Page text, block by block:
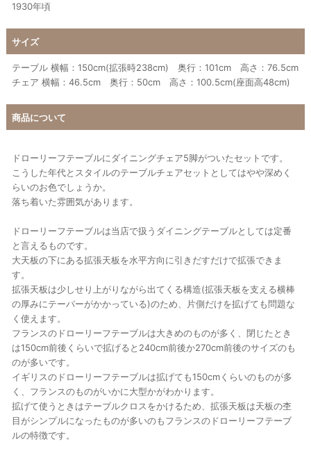
1930年頃
サイズ
テーブル 横幅：150cm(拡張時238cm) 奥行：101cm 高さ：76.5cm
チェア 横幅：46.5cm 奥行：50cm 高さ：100.5cm(座面高48cm)
商品について
ドローリーフテーブルにダイニングチェア5脚がついたセットです。
こうした年代とスタイルのテーブルチェアセットとしてはやや深めく
らいのお色でしょうか。
落ち着いた雰囲気があります。
ドローリーフテーブルは当店で扱うダイニングテーブルとしては定番
と言えるものです。
大天板の下にある拡張天板を水平方向に引きだすだけで拡張できま
す。
拡張天板は少しせり上がりながら出てくる構造(拡張天板を支える横棒
の厚みにテーパーがかかっている)のため、片側だけを拡げても問題な
く使えます。
フランスのドローリーフテーブルは大きめのものが多く、閉じたとき
は150cm前後くらいで拡げると240cm前後か270cm前後のサイズのも
のが多いです。
イギリスのドローリーフテーブルは拡げても150cmくらいのものが多
く、フランスのものがいかに大型かがわかります。
拡げて使うときはテーブルクロスをかけるため、拡張天板は天板の杢
目がシンプルになったものが多いのもフランスのドローリーフテーブ
ルの特徴です。